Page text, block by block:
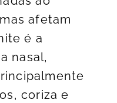
afetam
é a
nasal,
coriza e